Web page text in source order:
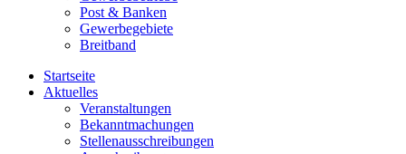
Post & Banken
Gewerbegebiete
Breitband
Startseite
Aktuelles
Veranstaltungen
Bekanntmachungen
Stellenausschreibungen